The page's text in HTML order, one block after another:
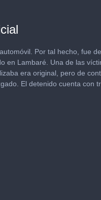
Por tal hecho, fue
en Lambaré. Una de las
era original, pero de
El detenido cuenta con